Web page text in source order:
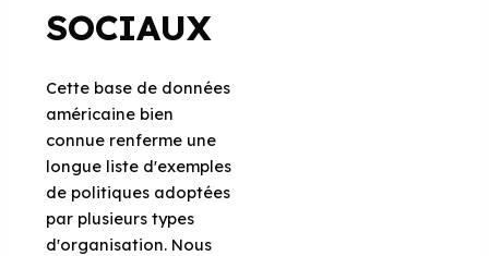
SOCIAUX
Cette base de données
américaine bien
connue renferme une
longue liste d'exemples
de politiques adoptées
par plusieurs types
d'organisation. Nous